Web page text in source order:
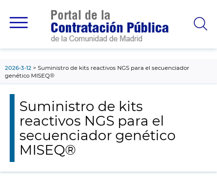
principal
2026-3-12
Suministro de kits reactivos NGS para el secuenciador
genético MISEQ®
Suministro de kits
reactivos NGS para el
secuenciador genético
MISEQ®